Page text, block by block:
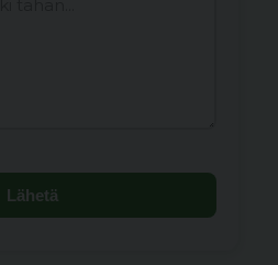
Lähetä